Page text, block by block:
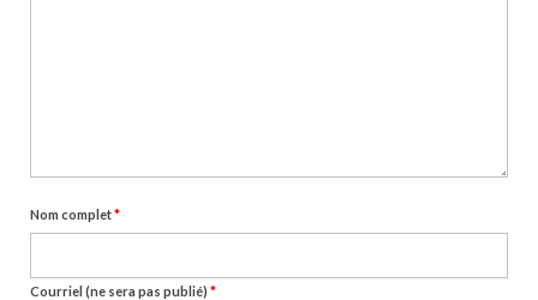
Nom complet*
Courriel (ne sera pas publié) *